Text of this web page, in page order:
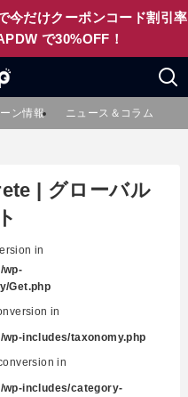
今だけクーポンコード割引率
で30%OFF！
ン情報 ニュース＆コラム
| グローバル
in
wp-
Get.php
in
includes/taxonomy.php
in
includes/category-